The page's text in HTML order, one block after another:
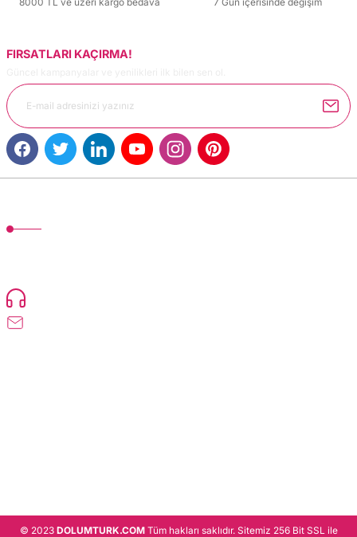
FIRSATLARI KAÇIRMA!
© 2023 DOLUMTURK.COMTüm hakları saklıdır. Sitemiz 256 Bit SSL ile